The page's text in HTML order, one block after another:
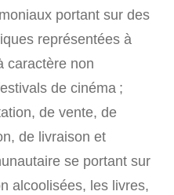
portant sur des
représentées à
caractère non
de cinéma ;
de vente, de
de livraison et
se portant sur
alcoolisées, les livres,